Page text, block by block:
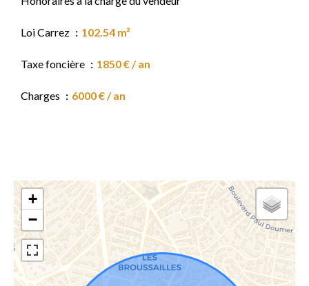
Loi Carrez 102.54 m²
Taxe foncière 1850 € / an
Charges 6000 € / an
+
−